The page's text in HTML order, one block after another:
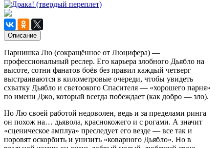
Описание
Парнишка Лю (сокращённое от Люцифера) —
профессиональный реслер. Его карьера злобного Дьябло на
высоте, сотни фанатов боёв без правил каждый четверг
выстраиваются в километровые очереди, чтобы увидеть
схватку Дьябло и светоокого Спасителя — «хорошего парня»
по имени Джо, который всегда побеждает (как добро — зло).
Но Лю своей работой недоволен, ведь и за пределами ринга
он похож на… дьявола, краснокожего и с рогами. А значит
«сценическое амплуа» преследует его везде — все так и
норовят оскорбить и унизить «коварного Дьябло». Но в